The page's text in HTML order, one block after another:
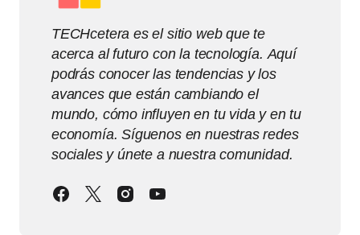
TECHcetera es el sitio web que te
acerca al futuro con la tecnología. Aquí
podrás conocer las tendencias y los
avances que están cambiando el
mundo, cómo influyen en tu vida y en tu
economía. Síguenos en nuestras redes
sociales y únete a nuestra comunidad.